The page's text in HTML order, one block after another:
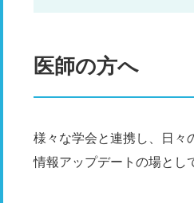
医師の方へ
様々な学会と連携し、日々
情報アップデートの場とし